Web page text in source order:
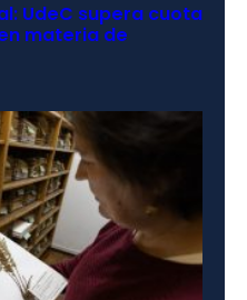
UdeC supera cuota
materia de